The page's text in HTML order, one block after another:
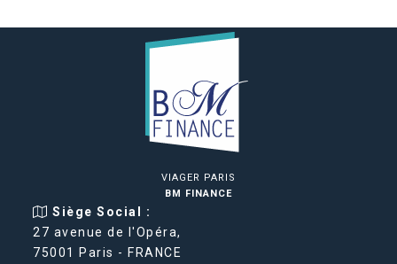
VIAGER PARIS
BM FINANCE
Siège Social :
27 avenue de l'Opéra,
75001 Paris - FRANCE